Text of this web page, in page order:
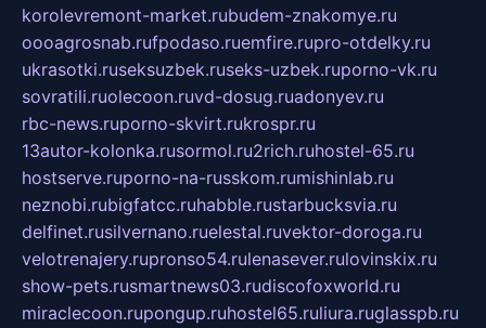
korolevremont-market.rubudem-znakomye.ru
oooagrosnab.rufpodaso.ruemfire.rupro-otdelky.ru
ukrasotki.ruseksuzbek.ruseks-uzbek.ruporno-vk.ru
sovratili.ruolecoon.ruvd-dosug.ruadonyev.ru
rbc-news.ruporno-skvirt.rukrospr.ru
13autor-kolonka.rusormol.ru2rich.ruhostel-65.ru
hostserve.ruporno-na-russkom.rumishinlab.ru
neznobi.rubigfatcc.ruhabble.rustarbucksvia.ru
delfinet.rusilvernano.ruelestal.ruvektor-doroga.ru
velotrenajery.rupronso54.rulenasever.rulovinskix.ru
show-pets.rusmartnews03.rudiscofoxworld.ru
miraclecoon.rupongup.ruhostel65.ruliura.ruglasspb.ru